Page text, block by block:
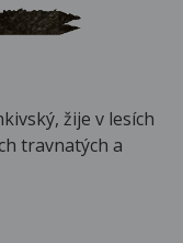
žije v lesích
travnatých a